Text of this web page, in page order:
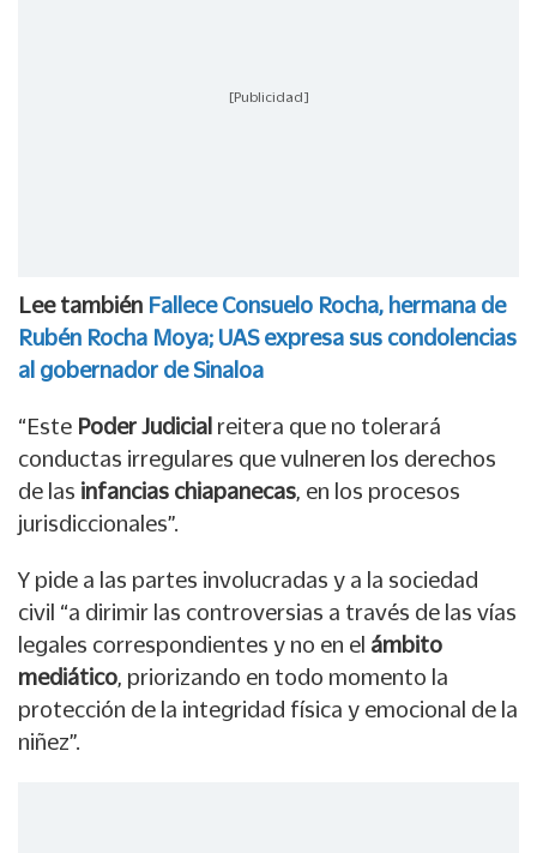
[Publicidad]
Lee también Fallece Consuelo Rocha, hermana de
Rubén Rocha Moya; UAS expresa sus condolencias
al gobernador de Sinaloa
“Este Poder Judicial reitera que no tolerará
conductas irregulares que vulneren los derechos
de las infancias chiapanecas, en los procesos
jurisdiccionales”.
Y pide a las partes involucradas y a la sociedad
civil “a dirimir las controversias a través de las vías
legales correspondientes y no en el ámbito
mediático, priorizando en todo momento la
protección de la integridad física y emocional de la
niñez”.